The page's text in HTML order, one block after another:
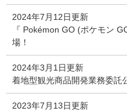
2024年7月12日更新
『 Pokémon GO (ポケモン
場！
2024年3月1日更新
着地型観光商品開発業務委託
2023年7月13日更新